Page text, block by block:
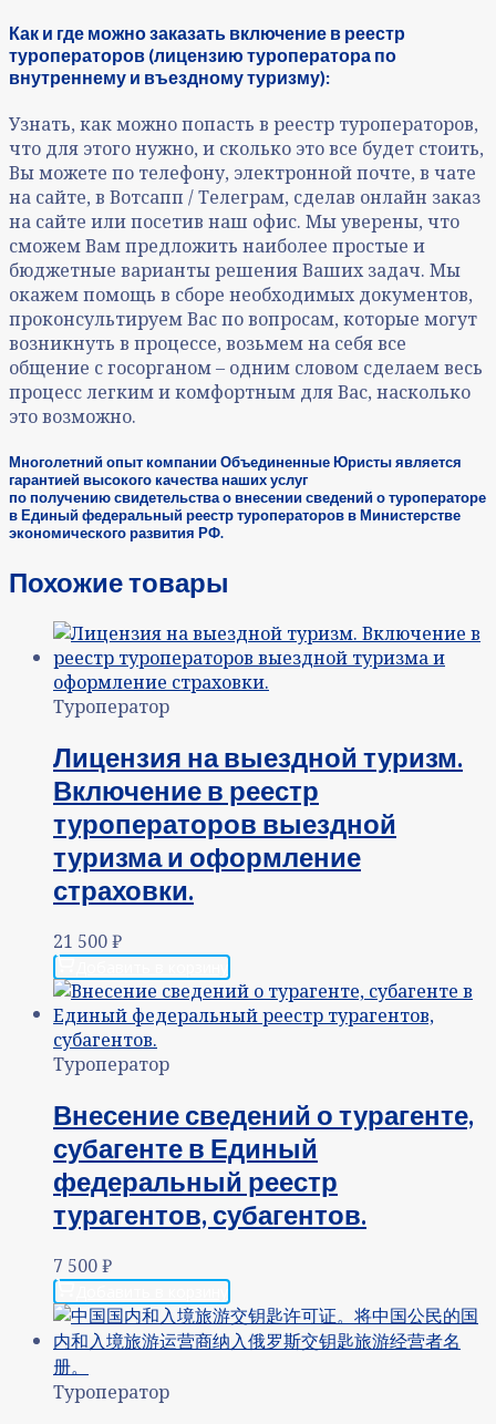
Как и где можно заказать включение в реестр
туроператоров (лицензию туроператора по
внутреннему и въездному туризму):
Узнать, как можно попасть в реестр туроператоров,
что для этого нужно, и сколько это все будет стоить,
Вы можете по телефону, электронной почте, в чате
на сайте, в Вотсапп / Телеграм, сделав онлайн заказ
на сайте или посетив наш офис. Мы уверены, что
сможем Вам предложить наиболее простые и
бюджетные варианты решения Ваших задач. Мы
окажем помощь в сборе необходимых документов,
проконсультируем Вас по вопросам, которые могут
возникнуть в процессе, возьмем на себя все
общение с госорганом – одним словом сделаем весь
процесс легким и комфортным для Вас, насколько
это возможно.
Многолетний опыт компании Объединенные Юристы является
гарантией высокого качества наших услуг
по получению свидетельства о внесении сведений о туроператоре
в Единый федеральный реестр туроператоров в Министерстве
экономического развития РФ.
Похожие товары
Туроператор
Лицензия на выездной туризм.
Включение в реестр
туроператоров выездной
туризма и оформление
страховки.
21 500₽
Туроператор
Внесение сведений о турагенте,
субагенте в Единый
федеральный реестр
турагентов, субагентов.
7 500₽
Туроператор